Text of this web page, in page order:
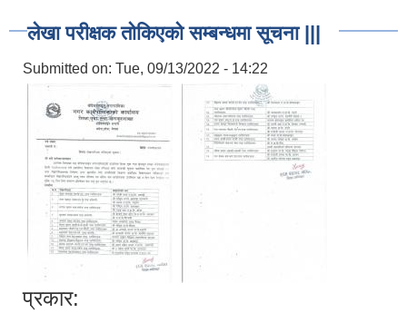
लेखा परीक्षक तोकिएको सम्बन्धमा सूचना |||
Submitted on: Tue, 09/13/2022 - 14:22
प्रकार: